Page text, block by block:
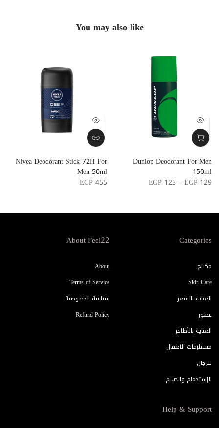
You may also like
Nivea Deodorant Stick 72H For
Men 50ml
EGP 455
Dunlop Deodorant For Men
150ml
EGP 123 – EGP 129
Categories
مكياج
Skin Care
العناية بالشعر
عطور
العناية بالأظافر
مستلزمات الأطفال
للرجال
الإستحمام والجسم
About Feel22
About
Terms of Service
سياسة الخصوصية
Refund Policy
Help & Support